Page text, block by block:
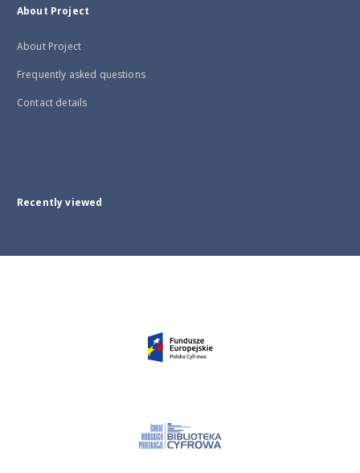
About Project
About Project
Frequently asked questions
Contact details
Recently viewed